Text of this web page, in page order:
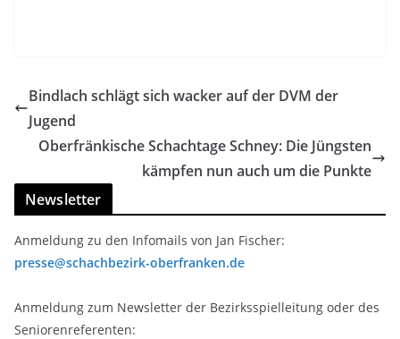
Bindlach schlägt sich wacker auf der DVM der
Jugend
Oberfränkische Schachtage Schney: Die Jüngsten
kämpfen nun auch um die Punkte
Newsletter
Anmeldung zu den Infomails von Jan Fischer:
presse@schachbezirk-oberfranken.de
Anmeldung zum Newsletter der Bezirksspielleitung oder des
Seniorenreferenten: